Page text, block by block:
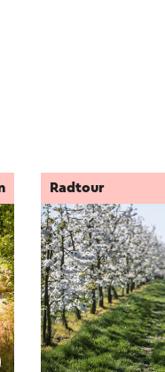
Radtour